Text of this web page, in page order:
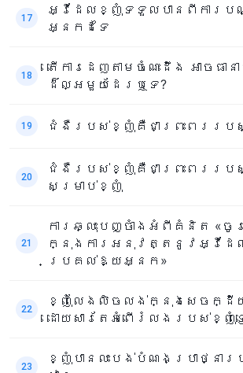
17
អ្វីដែលខ្ញុំទទួលបានពីការប
អ្នកដទៃ
18
តើការដេញតាមចំណេះដឹង អាចធា
ដ៏ល្អមួយដែរឬទេ?
19 ជំងឺរបស់ខ្ញុំគឺជាព្រះពររបស់
20
ជំងឺរបស់ខ្ញុំគឺជាព្រះពររបស់
សម្រាប់ខ្ញុំ
21
ការឆ្លុះបញ្ចាំងអំពីគំនិត «ចូ
ក្នុងការអនុវត្តនូវអ្វីដែល
ប្រគល់ឱ្យអ្នក»
22
ខ្ញុំលែងលិចលង់ក្នុងសេចក្
ដោយសារតែអំពើរំលងរបស់ខ្ញុំទ
23
ខ្ញុំបានលះបង់បំណងប្រាថ្នារ